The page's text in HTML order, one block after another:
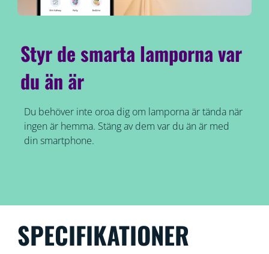
Styr de smarta lamporna var
du än är
Du behöver inte oroa dig om lamporna är tända när
ingen är hemma. Stäng av dem var du än är med
din smartphone.
SPECIFIKATIONER